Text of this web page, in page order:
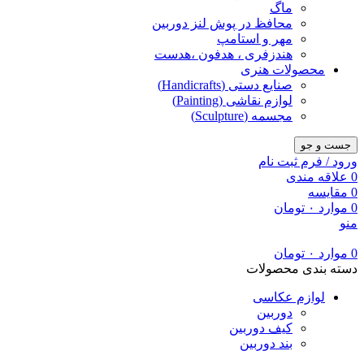
ماگ
محافظ در پوش لنز دوربین
مهر و استامپ
هندزفری ، هدفون ،هدست
محصولات هنری
صنایع دستی (Handicrafts)
لوازم نقاشی (Painting)
مجسمه (Sculpture)
جست و جو
ورود / فرم ثبت نام
0 علاقه مندی
0 مقایسه
0 موارد ۰ تومان
منو
0 موارد ۰ تومان
دسته بندی محصولات
لوازم عکاسی
دوربین
کیف دوربین
بند دوربین